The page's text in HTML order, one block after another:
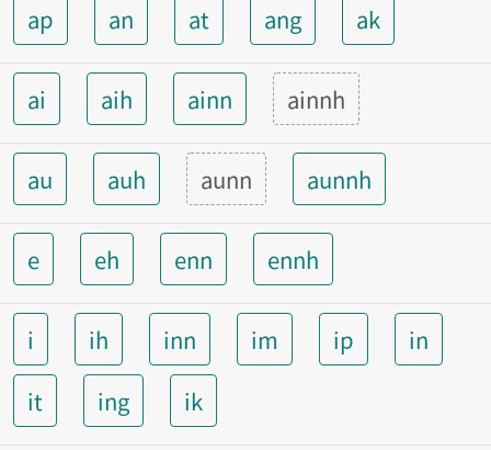
ap
an at ang ak
ai aih ainn ainnh
au auh aunn aunnh
e eh enn ennh
i ih inn im ip
in
it
ing ik